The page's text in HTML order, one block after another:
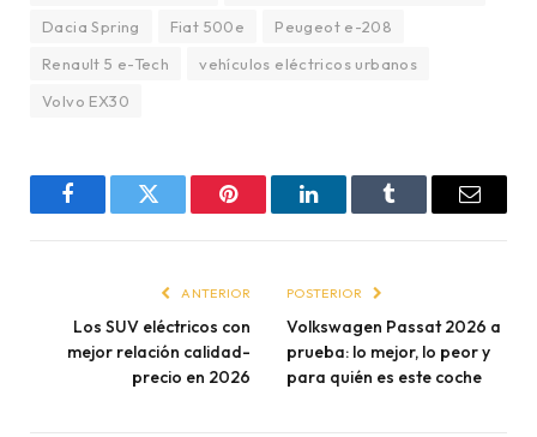
Dacia Spring
Fiat 500e
Peugeot e-208
Renault 5 e-Tech
vehículos eléctricos urbanos
Volvo EX30
FacebookTwitter Pinterest LinkedInTumblr Email
ANTERIOR
Los SUV eléctricos con
mejor relación calidad-
precio en 2026
POSTERIOR
Volkswagen Passat 2026 a
prueba: lo mejor, lo peor y
para quién es este coche